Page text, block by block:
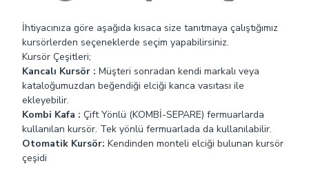
İhtiyacınıza göre aşağıda kısaca size tanıtmaya çalıştığımız
kursörlerden seçeneklerde seçim yapabilirsiniz.
Kursör Çeşitleri;
Kancalı Kursör : Müşteri sonradan kendi markalı veya
kataloğumuzdan beğendiği elciği kanca vasıtası ile
ekleyebilir.
Kombi Kafa : Çift Yönlü (KOMBİ-SEPARE) fermuarlarda
kullanılan kursör. Tek yönlü fermuarlada da kullanılabilir.
Otomatik Kursör: Kendinden monteli elciği bulunan kursör
çeşidi